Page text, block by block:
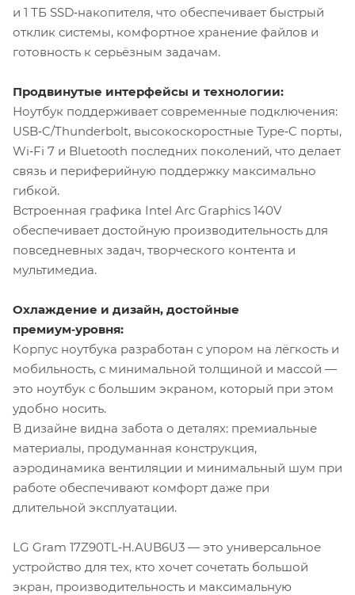
и 1 ТБ SSD‑накопителя, что обеспечивает быстрый
отклик системы, комфортное хранение файлов и
готовность к серьёзным задачам.
Продвинутые интерфейсы и технологии:
Ноутбук поддерживает современные подключения:
USB‑C/Thunderbolt, высокоскоростные Type‑C порты,
Wi‑Fi 7 и Bluetooth последних поколений, что делает
связь и периферийную поддержку максимально
гибкой.
Встроенная графика Intel Arc Graphics 140V
обеспечивает достойную производительность для
повседневных задач, творческого контента и
мультимедиа.
Охлаждение и дизайн, достойные
премиум‑уровня:
Корпус ноутбука разработан с упором на лёгкость и
мобильность, с минимальной толщиной и массой —
это ноутбук с большим экраном, который при этом
удобно носить.
В дизайне видна забота о деталях: премиальные
материалы, продуманная конструкция,
аэродинамика вентиляции и минимальный шум при
работе обеспечивают комфорт даже при
длительной эксплуатации.
LG Gram 17Z90TL‑H.AUB6U3 — это универсальное
устройство для тех, кто хочет сочетать большой
экран, производительность и максимальную